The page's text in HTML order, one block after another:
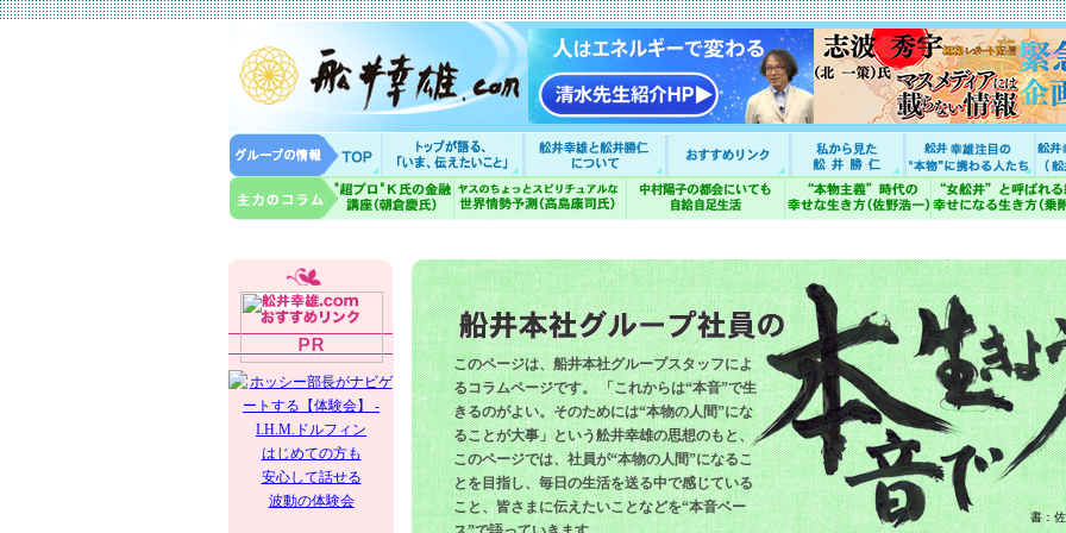
はじめての方も
安心して話せる
波動の体験会
このページは、船井本社グループスタッフによ
るコラムページです。 「これからは“本音”で生
きるのがよい。そのためには“本物の人間”にな
ることが大事」という舩井幸雄の思想のもと、
このページでは、社員が“本物の人間”になるこ
とを目指し、毎日の生活を送る中で感じている
こと、皆さまに伝えたいことなどを“本音ベー
書：